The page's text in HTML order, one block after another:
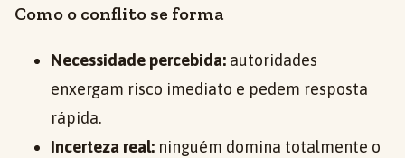
Como o conflito se forma
Necessidade percebida: autoridades
enxergam risco imediato e pedem resposta
rápida.
Incerteza real: ninguém domina totalmente o